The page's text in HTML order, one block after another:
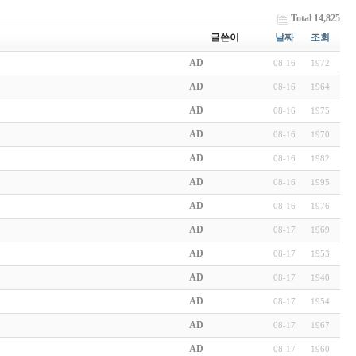
Total 14,825
글쓴이
날짜 조회
AD 08-16 1972
AD 08-16 1964
AD 08-16 1975
AD 08-16 1970
AD 08-16 1982
AD 08-16 1995
AD 08-16 1976
AD 08-17 1969
AD 08-17 1953
AD 08-17 1940
AD 08-17 1954
AD 08-17 1967
AD 08-17 1960